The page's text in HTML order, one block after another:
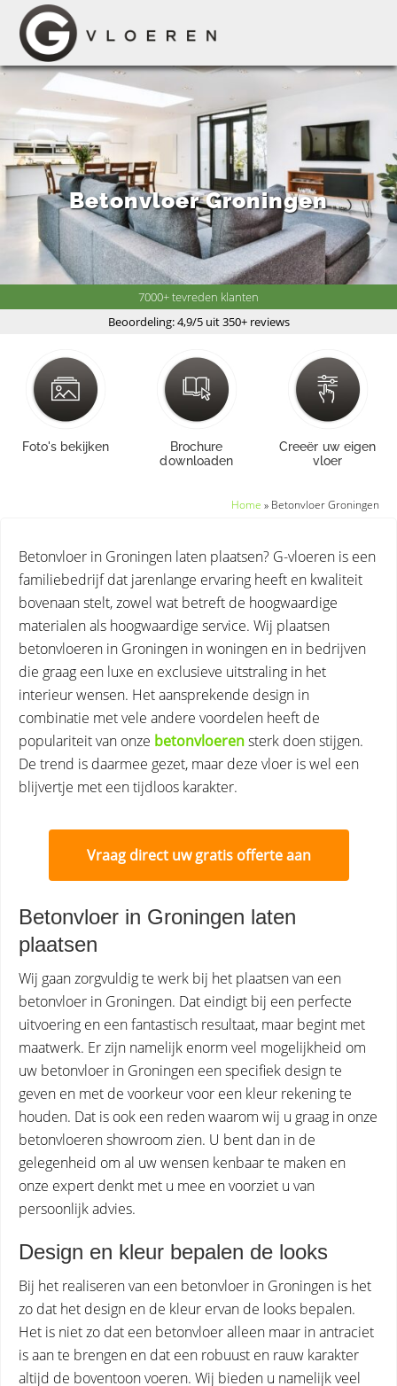
Betonvloer Groningen
Foto's bekijken
Brochure
downloaden
Creeër uw eigen
vloer
7000+ tevreden klanten
Beoordeling: 4,9/5 uit 350+ reviews
Home » Betonvloer Groningen
Betonvloer in Groningen laten plaatsen? G-vloeren is een
familiebedrijf dat jarenlange ervaring heeft en kwaliteit
bovenaan stelt, zowel wat betreft de hoogwaardige
materialen als hoogwaardige service. Wij plaatsen
betonvloeren in Groningen in woningen en in bedrijven
die graag een luxe en exclusieve uitstraling in het
interieur wensen. Het aansprekende design in
combinatie met vele andere voordelen heeft de
populariteit van onze betonvloerensterk doen stijgen.
De trend is daarmee gezet, maar deze vloer is wel een
blijvertje met een tijdloos karakter.
Vraag direct uw gratis offerte aan
Betonvloer in Groningen laten
plaatsen
Wij gaan zorgvuldig te werk bij het plaatsen van een
betonvloer in Groningen. Dat eindigt bij een perfecte
uitvoering en een fantastisch resultaat, maar begint met
maatwerk. Er zijn namelijk enorm veel mogelijkheid om
uw betonvloer in Groningen een specifiek design te
geven en met de voorkeur voor een kleur rekening te
houden. Dat is ook een reden waarom wij u graag in onze
betonvloeren showroom zien. U bent dan in de
gelegenheid om al uw wensen kenbaar te maken en
onze expert denkt met u mee en voorziet u van
persoonlijk advies.
Design en kleur bepalen de looks
Bij het realiseren van een betonvloer in Groningen is het
zo dat het design en de kleur ervan de looks bepalen.
Het is niet zo dat een betonvloer alleen maar in antraciet
is aan te brengen en dat een robuust en rauw karakter
altijd de boventoon voeren. Wij bieden u namelijk veel